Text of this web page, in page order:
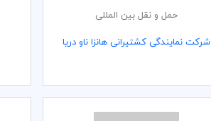
حمل و نقل بین المللی
شرکت نمایندگی کشتیرانی هانزا ناو دریا